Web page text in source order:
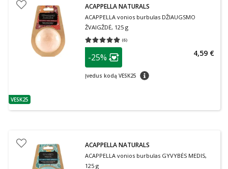
patarimas
VESK25
ACAPPELLA NATURALS
ACAPPELLA vonios burbulas DŽIAUGSMO
ŽVAIGŽDĖ, 125 g
(6)
Vidutinis įvertinimas 5.00
patarimas
Lojalumo klubo narių nuolaida
-25%
Įvedus kodą VESK25 patarimas
4,59 €
ACAPPELLA NATURALS
ACAPPELLA vonios burbulas GYVYBĖS MEDIS,
125 g